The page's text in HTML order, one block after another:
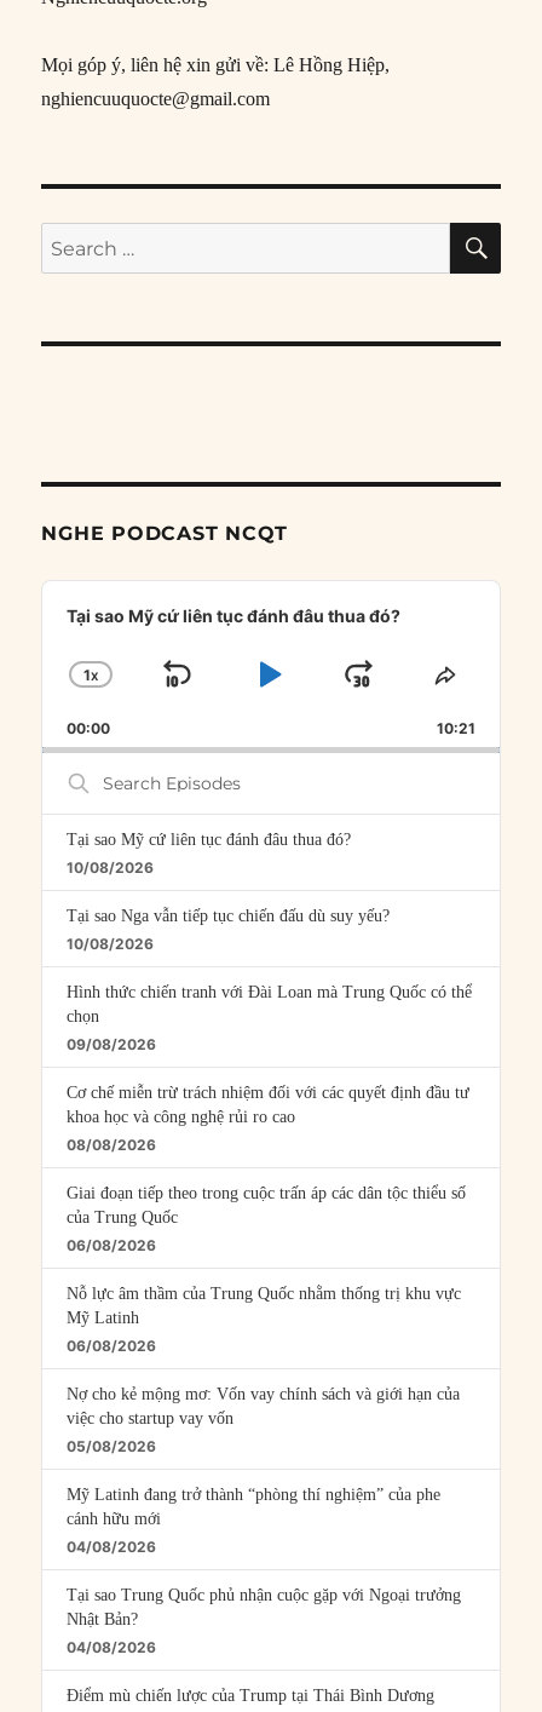
Mọi góp ý, liên hệ xin gửi về: Lê Hồng Hiệp,
nghiencuuquocte@gmail.com
Search
for:
NGHE PODCAST NCQT
Audio
Player
Tại sao Mỹ cứ liên tục đánh đâu thua đó?
CHANGE
RATE
1X
SKIP
PLAYJUMP
FORWARD
SHARE
00:00 10:21
Search
Episodes
Tại sao Mỹ cứ liên tục đánh đâu thua đó?
10/08/2026
Tại sao Nga vẫn tiếp tục chiến đấu dù suy yếu?
10/08/2026
Hình thức chiến tranh với Đài Loan mà Trung Quốc có thể
chọn
09/08/2026
Cơ chế miễn trừ trách nhiệm đối với các quyết định đầu tư
khoa học và công nghệ rủi ro cao
08/08/2026
Giai đoạn tiếp theo trong cuộc trấn áp các dân tộc thiểu số
của Trung Quốc
06/08/2026
Nỗ lực âm thầm của Trung Quốc nhằm thống trị khu vực
Mỹ Latinh
06/08/2026
Nợ cho kẻ mộng mơ: Vốn vay chính sách và giới hạn của
việc cho startup vay vốn
05/08/2026
Mỹ Latinh đang trở thành “phòng thí nghiệm” của phe
cánh hữu mới
04/08/2026
Tại sao Trung Quốc phủ nhận cuộc gặp với Ngoại trưởng
Nhật Bản?
04/08/2026
Điểm mù chiến lược của Trump tại Thái Bình Dương